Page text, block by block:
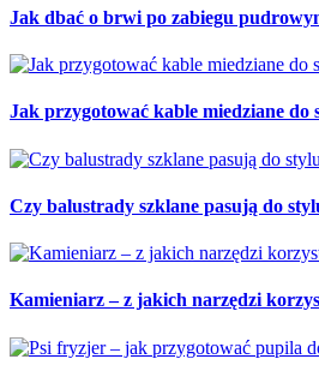
Jak dbać o brwi po zabiegu
Jak przygotować kable miedziane do
Czy balustrady szklane pasują do
Kamieniarz – z jakich narzędzi